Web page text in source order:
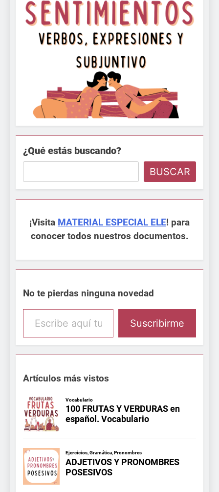
¿Qué estás buscando?
BUSCAR
¡Visita MATERIAL ESPECIAL ELE! para
conocer todos nuestros documentos.
No te pierdas ninguna novedad
Escribe aquí tu email
Suscribirme
Artículos más vistos